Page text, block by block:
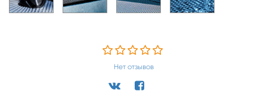
Нет отзывов